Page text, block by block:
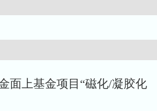
面上基金项目“磁化/凝胶化